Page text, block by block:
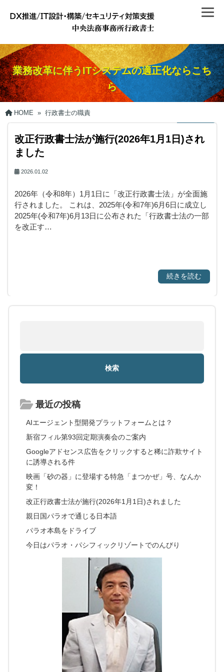
業務改革に伴うITシステムの適正化ならこち
ら
HOME » 行政書士の職責
改正行政書士法が施行(2026年1月1日)され
ました
2026.01.02
2026年（令和8年）1月1日に「改正行政書士法」が全面施
行されました。 これは、2025年(令和7年)6月6日に成立し
2025年(令和7年)6月13日に公布された「行政書士法の一部
を改正す…
続きを読む
最近の投稿
AIエージェント型開発プラットフォームとは？
新宿フィル第93回定期演奏会のご案内
Googleアドセンス広告をクリックすると稀に詐欺サイト
に誘導される件
映画「砂の器」に登場する特急「まつかぜ」号、なんか
変！
改正行政書士法が施行(2026年1月1日)されました
親日国パラオで通じる日本語
パラオ本島をドライブ
今日はパラオ・パシフィックリゾートでのんびり